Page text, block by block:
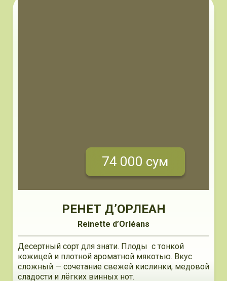
74 000 сум
РЕНЕТ Д’ОРЛЕАН
Reinette d’Orléans
Десертный сорт для знати. Плоды с тонкой
кожицей и плотной ароматной мякотью. Вкус
сложный — сочетание свежей кислинки, медовой
сладости и лёгких винных нот.